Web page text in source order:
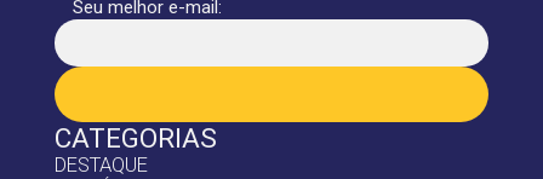
CATEGORIAS
DESTAQUE
Seu melhor e-mail: